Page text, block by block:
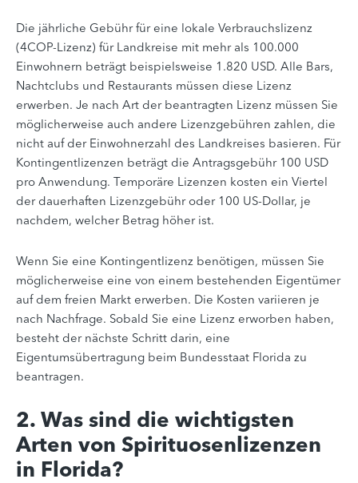
Die jährliche Gebühr für eine lokale Verbrauchslizenz
(4COP-Lizenz) für Landkreise mit mehr als 100.000
Einwohnern beträgt beispielsweise 1.820 USD. Alle Bars,
Nachtclubs und Restaurants müssen diese Lizenz
erwerben. Je nach Art der beantragten Lizenz müssen Sie
möglicherweise auch andere Lizenzgebühren zahlen, die
nicht auf der Einwohnerzahl des Landkreises basieren. Für
Kontingentlizenzen beträgt die Antragsgebühr 100 USD
pro Anwendung. Temporäre Lizenzen kosten ein Viertel
der dauerhaften Lizenzgebühr oder 100 US-Dollar, je
nachdem, welcher Betrag höher ist.
Wenn Sie eine Kontingentlizenz benötigen, müssen Sie
möglicherweise eine von einem bestehenden Eigentümer
auf dem freien Markt erwerben. Die Kosten variieren je
nach Nachfrage. Sobald Sie eine Lizenz erworben haben,
besteht der nächste Schritt darin, eine
Eigentumsübertragung beim Bundesstaat Florida zu
beantragen.
2. Was sind die wichtigsten
Arten von Spirituosenlizenzen
in Florida?